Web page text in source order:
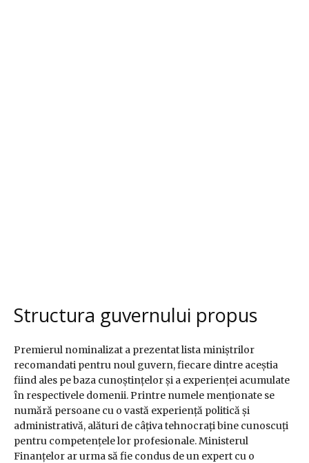
Structura guvernului propus
Premierul nominalizat a prezentat lista miniștrilor
recomandati pentru noul guvern, fiecare dintre aceștia
fiind ales pe baza cunoștințelor și a experienței acumulate
în respectivele domenii. Printre numele menționate se
numără persoane cu o vastă experiență politică și
administrativă, alături de câțiva tehnocrați bine cunoscuți
pentru competențele lor profesionale. Ministerul
Finanțelor ar urma să fie condus de un expert cu o